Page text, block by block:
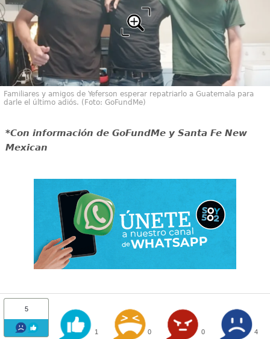
Familiares y amigos de Yeferson esperar repatriarlo a Guatemala para
darle el último adiós. (Foto: GoFundMe)
*Con información de GoFundMe y Santa Fe New
Mexican
5
1 0 0 4